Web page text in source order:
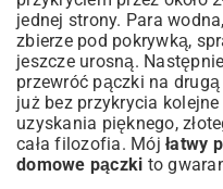
jednej strony. Para
zbierze pod pokrywką,
jeszcze urosną.
przewróć pączki na
już bez przykrycia
uzyskania pięknego,
cała filozofia. Mój łatwy
domowe pączki to